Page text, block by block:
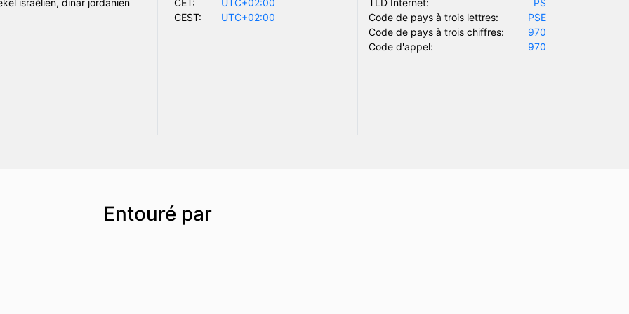
CEST:
UTC+02:00
Code de pays à trois lettres:
PSE
Code de pays à trois chiffres:
970
Code d'appel:
970
Entouré par